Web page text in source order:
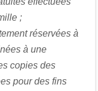
;
réservées à
à une
copies des
pour des fins